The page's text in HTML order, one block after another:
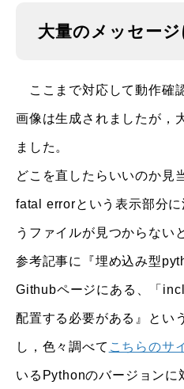
大量のメッセー
ここまで対応して動作確
画像は生成されましたが，
ました。
どこを直したらいいのか見
fatal errorという表示部分
うファイルが見つからない
参考記事に『埋め込み型
Githubページにある、「
配置する必要がある』とい
し，色々調べて こちらのサ
いるPythonのバージョンに